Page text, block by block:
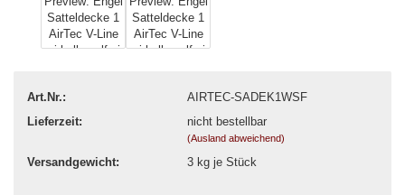
Art.Nr.:
AIRTEC-SADEK1WSF
Lieferzeit:
nicht bestellbar
(Ausland abweichend)
Versandgewicht: 3kg je Stück